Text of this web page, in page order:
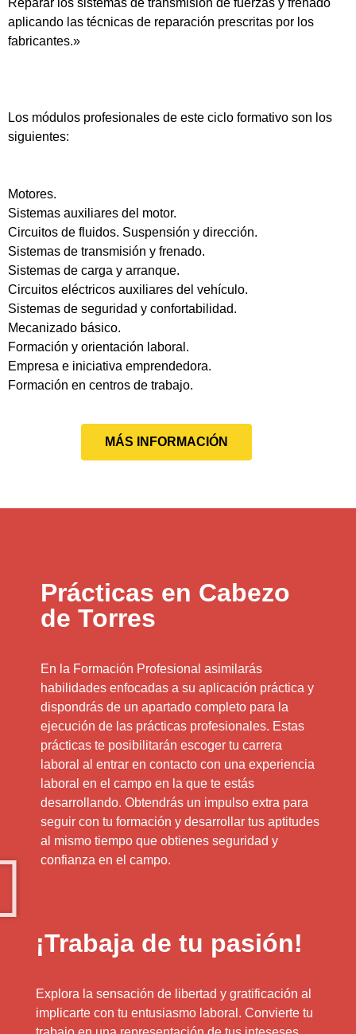
Reparar los sistemas de transmisión de fuerzas y frenado
aplicando las técnicas de reparación prescritas por los
fabricantes.»
Los módulos profesionales de este ciclo formativo son los
siguientes:
Motores.
Sistemas auxiliares del motor.
Circuitos de fluidos. Suspensión y dirección.
Sistemas de transmisión y frenado.
Sistemas de carga y arranque.
Circuitos eléctricos auxiliares del vehículo.
Sistemas de seguridad y confortabilidad.
Mecanizado básico.
Formación y orientación laboral.
Empresa e iniciativa emprendedora.
Formación en centros de trabajo.
MÁS INFORMACIÓN
Prácticas en Cabezo
de Torres
En la Formación Profesional asimilarás
habilidades enfocadas a su aplicación práctica y
dispondrás de un apartado completo para la
ejecución de las prácticas profesionales. Estas
prácticas te posibilitarán escoger tu carrera
laboral al entrar en contacto con una experiencia
laboral en el campo en la que te estás
desarrollando. Obtendrás un impulso extra para
seguir con tu formación y desarrollar tus aptitudes
al mismo tiempo que obtienes seguridad y
confianza en el campo.
¡Trabaja de tu pasión!
Explora la sensación de libertad y gratificación al
implicarte con tu entusiasmo laboral. Convierte tu